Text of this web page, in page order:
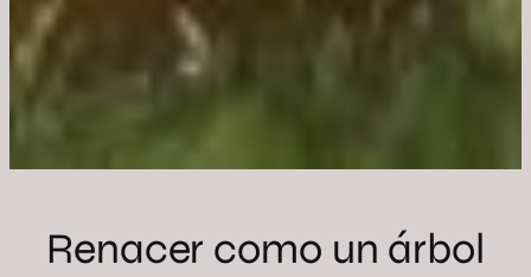
Renacer como un árbol